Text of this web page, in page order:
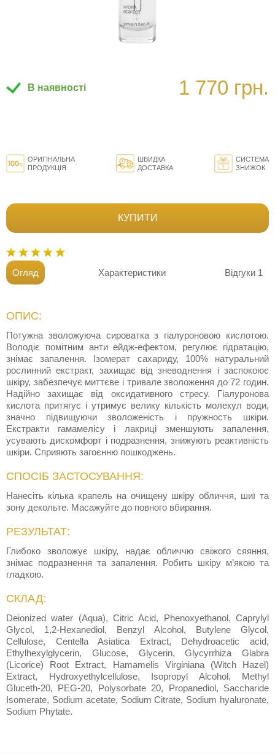
В наявності 1 770 грн.
ОРИГІНАЛЬНА
ПРОДУКЦІЯ
ШВИДКА
ДОСТАВКА
СИСТЕМА
ЗНИЖОК
КУПИТИ
Огляд Характеристики Відгуки 1
ОПИС:
Потужна зволожуюча сироватка з гіалуроновою кислотою.
Володіє помітним анти ейдж-ефектом, регулює гідратацію,
знімає запалення. Ізомерат сахариду, 100% натуральний
рослинний екстракт, захищає від зневоднення і заспокоює
шкіру, забезпечує миттєве і тривале зволоження до 72 годин.
Надійно захищає від оксидативного стресу. Гіалуронова
кислота притягує і утримує велику кількість молекул води,
значно підвищуючи зволоженість і пружность шкіри.
Екстракти гамамелісу і лакриці зменшують запалення,
усувають дискомфорт і подразнення, знижують реактивність
шкіри. Сприяють загоєнню пошкоджень.
СПОСІБ ЗАСТОСУВАННЯ:
Нанесіть кілька крапель на очищену шкіру обличчя, шиї та
зону декольте. Масажуйте до повного вбирання.
РЕЗУЛЬТАТ:
Глибоко зволожує шкіру, надає обличчю свіжого сяяння,
знімає подразнення та запалення. Робить шкіру м’якою та
гладкою.
СКЛАД:
Deionized water (Aqua), Citric Acid, Phenoxyethanol, Caprylyl
Glycol, 1,2-Hexanediol, Benzyl Alcohol, Butylene Glycol,
Cellulose, Centella Asiatica Extract, Dehydroacetic acid,
Ethylhexylglycerin, Glucose, Glycerin, Glycyrrhiza Glabra
(Licorice) Root Extract, Hamamelis Virginiana (Witch Hazel)
Extract, Hydroxyethylcellulose, Isopropyl Alcohol, Methyl
Gluceth-20, PEG-20, Polysorbate 20, Propanediol, Saccharide
Isomerate, Sodium acetate, Sodium Citrate, Sodium hyaluronate,
Sodium Phytate.